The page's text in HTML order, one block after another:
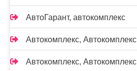
АвтоГарант, автокомплекс
Автокомплекс, Автокомплекс
Автокомплекс, Автокомплекс